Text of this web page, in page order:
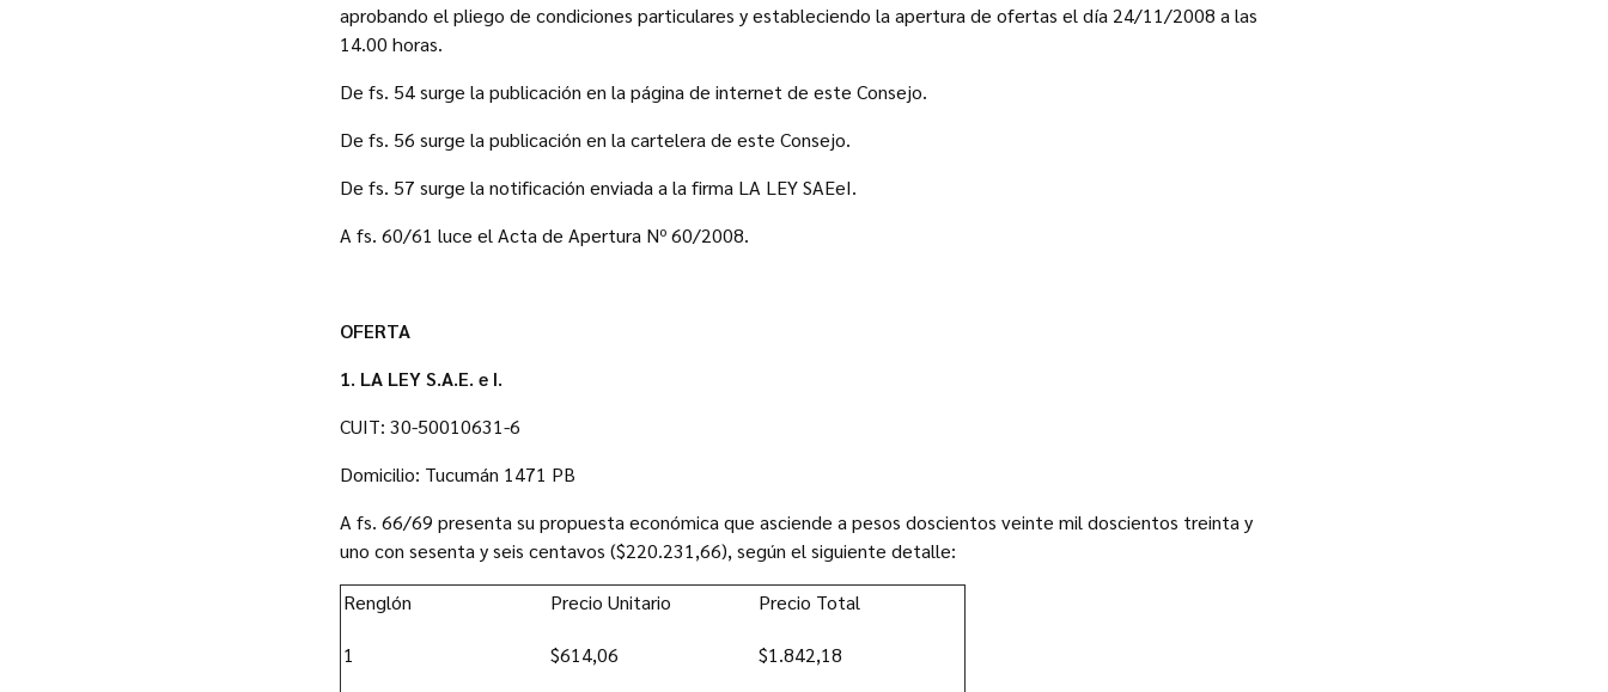
aprobando el pliego de condiciones particulares y estableciendo la apertura de ofertas el día 24/11/2008 a las
14.00 horas.
De fs. 54 surge la publicación en la página de internet de este Consejo.
De fs. 56 surge la publicación en la cartelera de este Consejo.
De fs. 57 surge la notificación enviada a la firma LA LEY SAEeI.
A fs. 60/61 luce el Acta de Apertura Nº 60/2008.
OFERTA
1. LA LEY S.A.E. e I.
CUIT: 30-50010631-6
Domicilio: Tucumán 1471 PB
A fs. 66/69 presenta su propuesta económica que asciende a pesos doscientos veinte mil doscientos treinta y
uno con sesenta y seis centavos ($220.231,66), según el siguiente detalle:
Renglón Precio Unitario Precio Total
1 $614,06 $1.842,18